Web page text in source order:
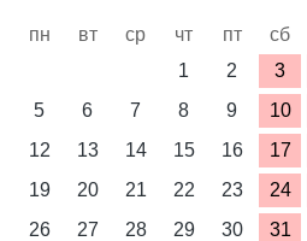
пн вт ср чт пт сб
1
2 3
5
6 7 8 9 10
12
13 14 15 16 17
19
20 21 22 23 24
26
27 28 29 30 31